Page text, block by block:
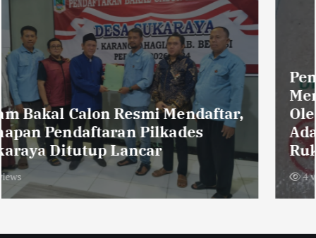
Pemberitaan Atas Nama Beras
Merek ‘NUR ‘Sudah Diklarifikasi
Oleh Pemilik Distributor, Tidak
Adanya Penimbangan Ulang, “Kami
Ruko Bukan Gudang”